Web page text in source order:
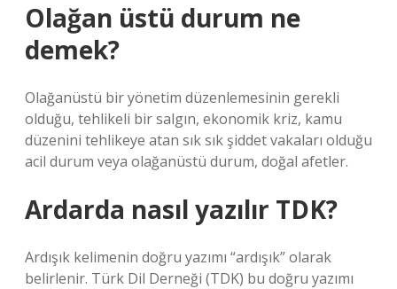
Olağan üstü durum ne
demek?
Olağanüstü bir yönetim düzenlemesinin gerekli
olduğu, tehlikeli bir salgın, ekonomik kriz, kamu
düzenini tehlikeye atan sık sık şiddet vakaları olduğu
acil durum veya olağanüstü durum, doğal afetler.
Ardarda nasıl yazılır TDK?
Ardışık kelimenin doğru yazımı “ardışık” olarak
belirlenir. Türk Dil Derneği (TDK) bu doğru yazımı